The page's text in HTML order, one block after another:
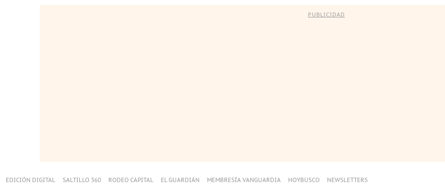
PUBLICIDAD
EDICIÓN DIGITAL SALTILLO 360 RODEO CAPITAL EL GUARDIÁN MEMBRESÍA VANGUARDIA HOYBUSCO NEWSLETTERS